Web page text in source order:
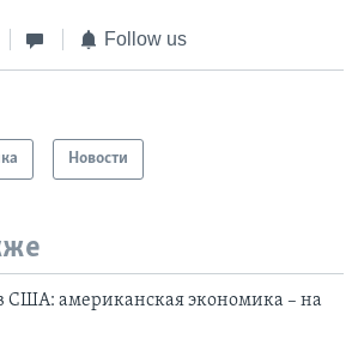
Follow us
Новости
американская экономика – на